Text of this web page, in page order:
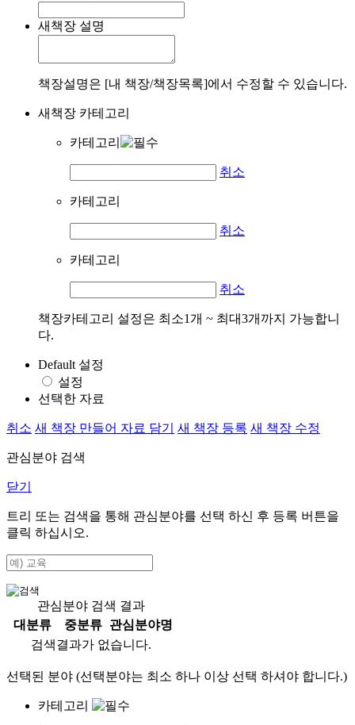
새책장 설명
책장설명은 [내 책장/책장목록]에서 수정할 수 있습니다.
새책장 카테고리
카테고리
취소
카테고리
취소
카테고리
취소
책장카테고리 설정은 최소1개 ~ 최대3개까지 가능합니
다.
Default 설정
설정
선택한 자료
취소 새 책장 만들어 자료 담기 새 책장 등록 새 책장 수정
관심분야 검색
닫기
트리 또는 검색을 통해 관심분야를 선택 하신 후 등록 버튼을
클릭 하십시오.
관심분야 검색 결과
대분류
중분류
관심분야명
검색결과가 없습니다.
선택된 분야 (선택분야는 최소 하나 이상 선택 하셔야 합니다.)
카테고리